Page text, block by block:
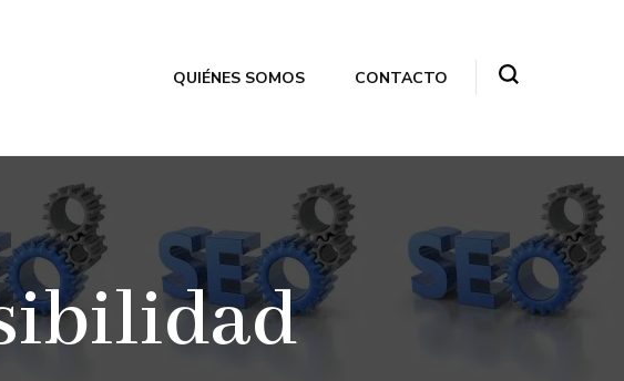
QUIÉNES SOMOS CONTACTO